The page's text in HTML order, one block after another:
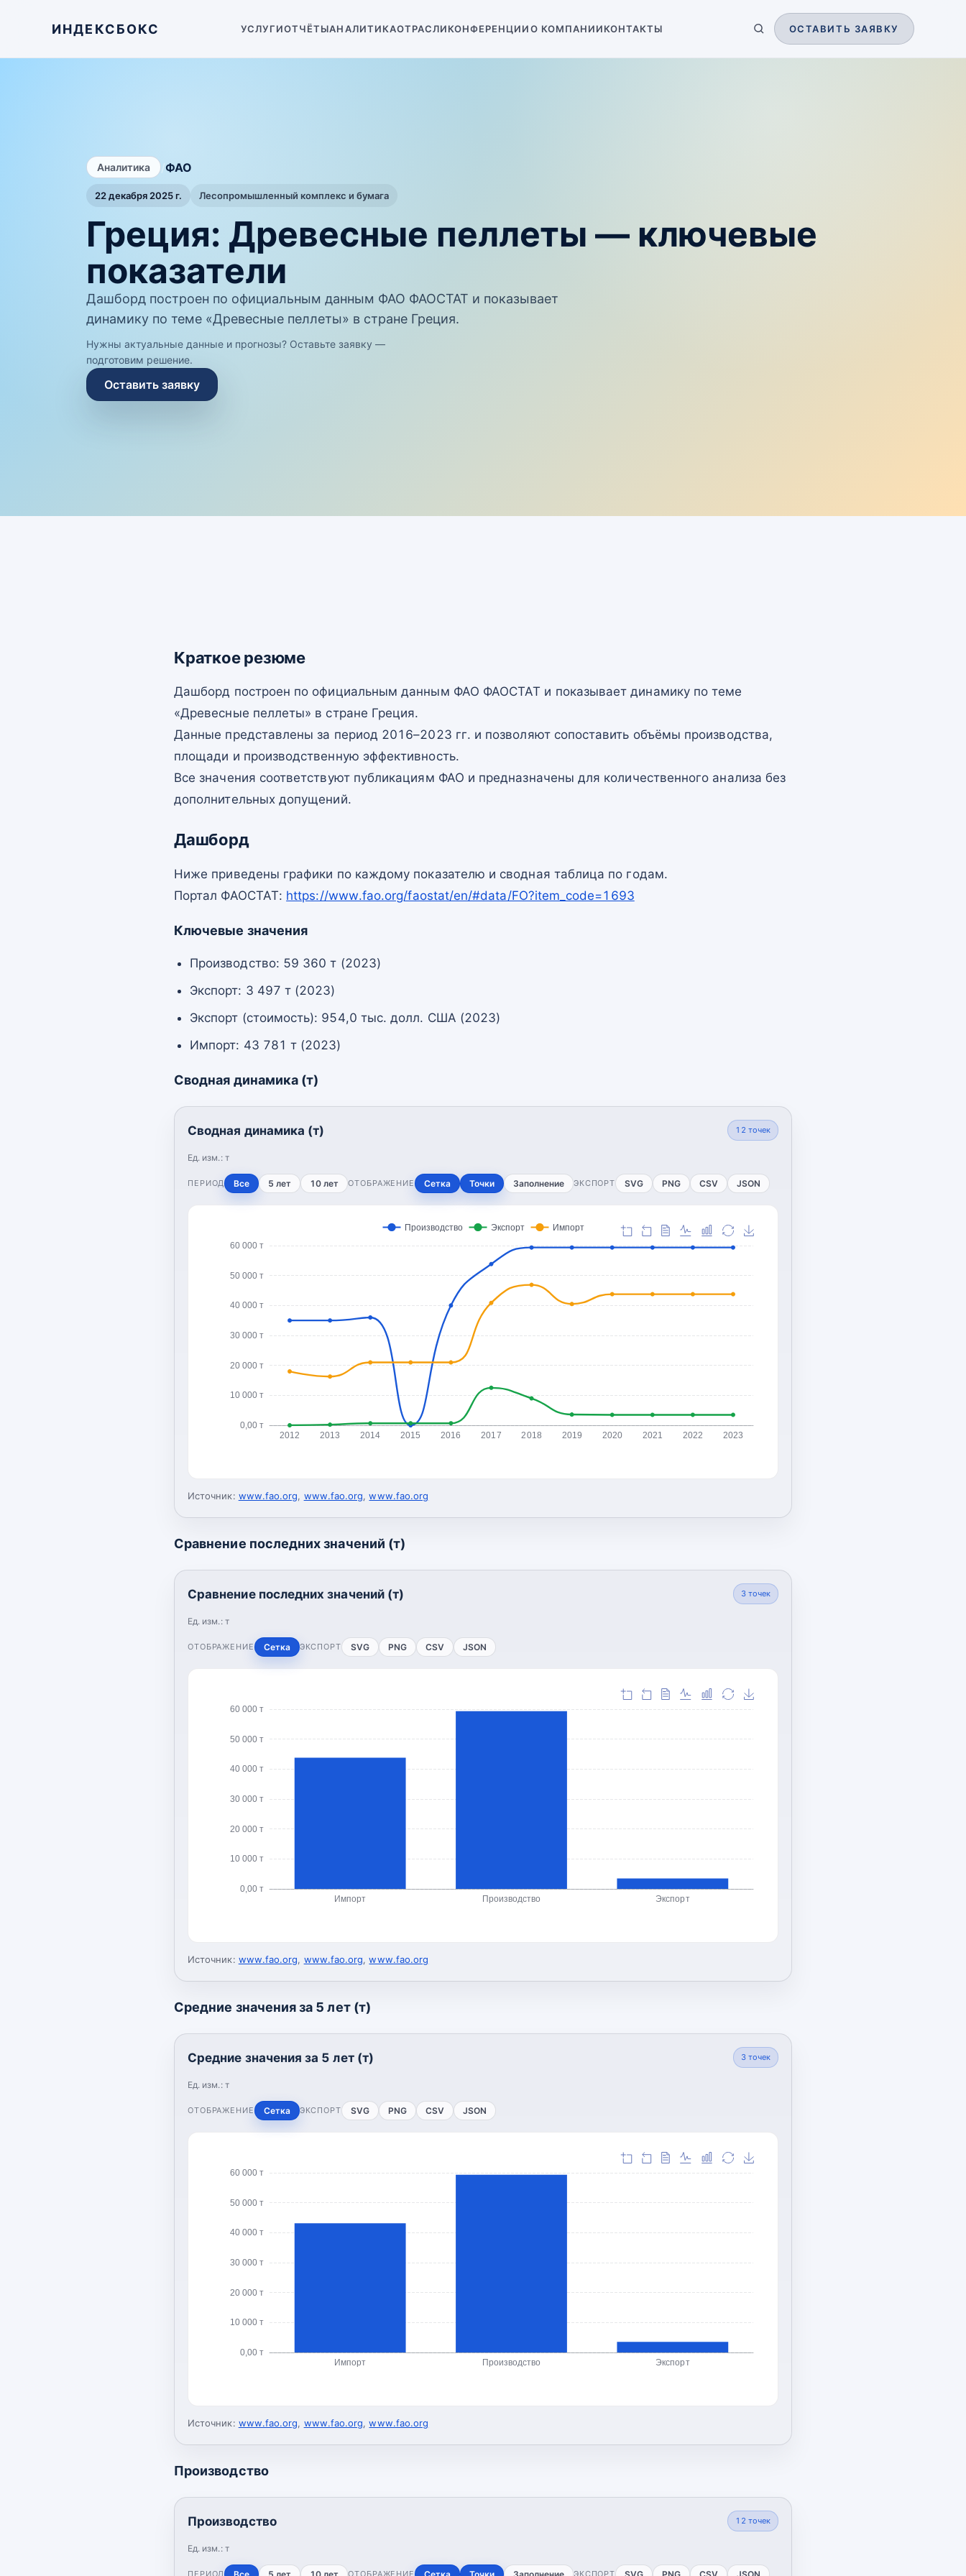
ИНДЕКСБОКС УСЛУГИОТЧЁТЫАНАЛИТИКАОТРАСЛИКОНФЕРЕНЦИИО КОМПАНИИКОНТАКТЫ ОСТАВИТЬ ЗАЯВКУ
Аналитика /ФАО
22 декабря 2025 г. Лесопромышленный комплекс и бумага
Греция: Древесные пеллеты — ключевые
показатели
Дашборд построен по официальным данным ФАО ФАОСТАТ и показывает
динамику по теме «Древесные пеллеты» в стране Греция.
Нужны актуальные данные и прогнозы? Оставьте заявку —
подготовим решение.
Оставить заявку
Краткое резюме
Дашборд построен по официальным данным ФАО ФАОСТАТ и показывает динамику по теме
«Древесные пеллеты» в стране Греция.
Данные представлены за период 2016–2023 гг. и позволяют сопоставить объёмы производства,
площади и производственную эффективность.
Все значения соответствуют публикациям ФАО и предназначены для количественного анализа без
дополнительных допущений.
Дашборд
Ниже приведены графики по каждому показателю и сводная таблица по годам.
Портал ФАОСТАТ: https://www.fao.org/faostat/en/#data/FO?item_code=1693
Ключевые значения
Производство: 59 360 т (2023)
Экспорт: 3 497 т (2023)
Экспорт (стоимость): 954,0 тыс. долл. США (2023)
Импорт: 43 781 т (2023)
Сводная динамика (т)
Сводная динамика (т)
Ед. изм.: т
12 точек
ПЕРИОД Все 5 лет 10 лет ОТОБРАЖЕНИЕ Сетка Точки Заполнение ЭКСПОРТ SVG PNG CSV JSON
0,00 т
10 000 т
20 000 т
30 000 т
40 000 т
50 000 т
60 000 т
2012 2013 2014 2015 2016 2017 2018 2019 2020 2021 2022 2023
Производство Экспорт Импорт
Источник: www.fao.org, www.fao.org,www.fao.org
Сравнение последних значений (т)
Сравнение последних значений (т)
Ед. изм.: т
3точек
ОТОБРАЖЕНИЕ Сетка ЭКСПОРТ SVG PNG CSV JSON
0,00 т
10 000 т
20 000 т
30 000 т
40 000 т
50 000 т
60 000 т
Импорт Производство Экспорт
Источник: www.fao.org, www.fao.org,www.fao.org
Средние значения за 5 лет (т)
Средние значения за 5 лет (т)
Ед. изм.: т
3точек
ОТОБРАЖЕНИЕ Сетка ЭКСПОРТ SVG PNG CSV JSON
0,00 т
10 000 т
20 000 т
30 000 т
40 000 т
50 000 т
60 000 т
Импорт Производство Экспорт
Источник: www.fao.org, www.fao.org,www.fao.org
Производство
Производство
Ед. изм.: т
12 точек
ПЕРИОД Все 5 лет 10 лет ОТОБРАЖЕНИЕ Сетка Точки Заполнение ЭКСПОРТ SVG PNG CSV JSON